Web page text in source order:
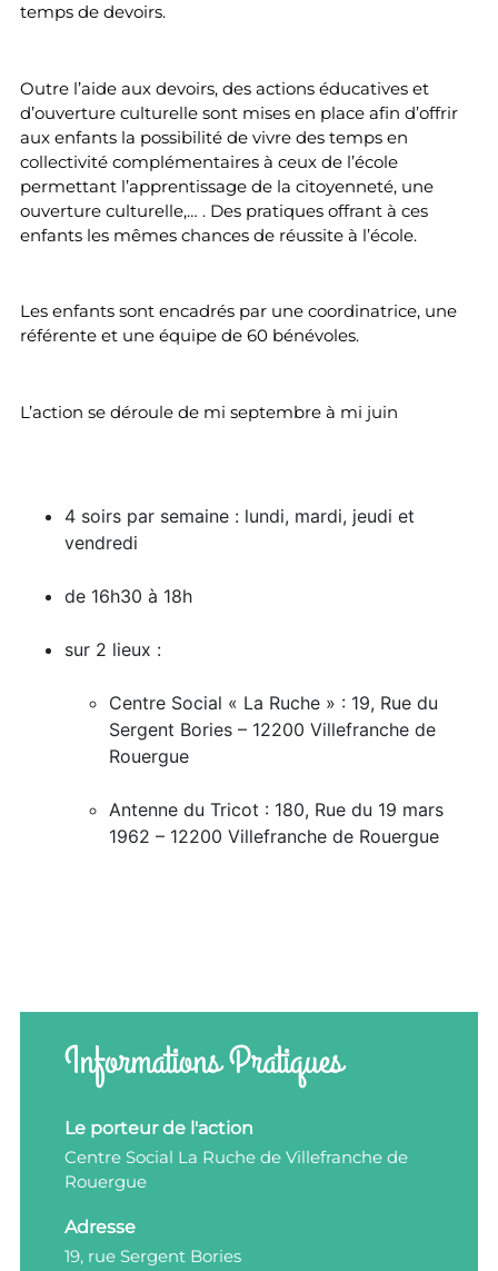
temps de devoirs.
Outre l’aide aux devoirs, des actions éducatives et
d’ouverture culturelle sont mises en place afin d’offrir
aux enfants la possibilité de vivre des temps en
collectivité complémentaires à ceux de l’école
permettant l’apprentissage de la citoyenneté, une
ouverture culturelle,… . Des pratiques offrant à ces
enfants les mêmes chances de réussite à l’école.
Les enfants sont encadrés par une coordinatrice, une
référente et une équipe de 60 bénévoles.
L’action se déroule de mi septembre à mi juin
4 soirs par semaine : lundi, mardi, jeudi et
vendredi
de 16h30 à 18h
sur 2 lieux :
Centre Social « La Ruche » : 19, Rue du
Sergent Bories – 12200 Villefranche de
Rouergue
Antenne du Tricot : 180, Rue du 19 mars
1962 – 12200 Villefranche de Rouergue
Informations Pratiques
Le porteur de l'action
Centre Social La Ruche de Villefranche de
Rouergue
Adresse
19, rue Sergent Bories